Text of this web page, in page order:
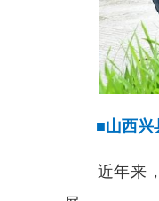
■山西兴
近年来，